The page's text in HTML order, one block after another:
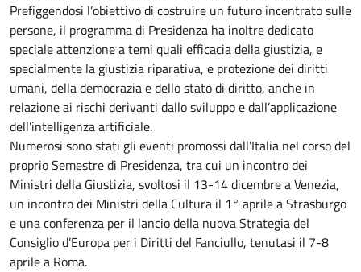
Prefiggendosi l’obiettivo di costruire un futuro incentrato sulle
persone, il programma di Presidenza ha inoltre dedicato
speciale attenzione a temi quali efficacia della giustizia, e
specialmente la giustizia riparativa, e protezione dei diritti
umani, della democrazia e dello stato di diritto, anche in
relazione ai rischi derivanti dallo sviluppo e dall’applicazione
dell’intelligenza artificiale.
Numerosi sono stati gli eventi promossi dall’Italia nel corso del
proprio Semestre di Presidenza, tra cui un incontro dei
Ministri della Giustizia, svoltosi il 13-14 dicembre a Venezia,
un incontro dei Ministri della Cultura il 1° aprile a Strasburgo
e una conferenza per il lancio della nuova Strategia del
Consiglio d’Europa per i Diritti del Fanciullo, tenutasi il 7-8
aprile a Roma.